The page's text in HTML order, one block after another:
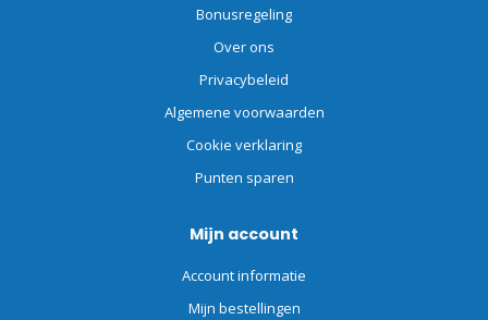
Bonusregeling
Over ons
Privacybeleid
Algemene voorwaarden
Cookie verklaring
Punten sparen
Mijn account
Account informatie
Mijn bestellingen